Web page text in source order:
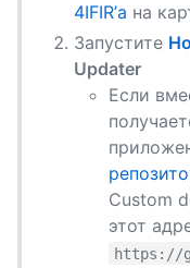
4IFIR’а на
Запустите
Updater
Если
Custom
этот
https://